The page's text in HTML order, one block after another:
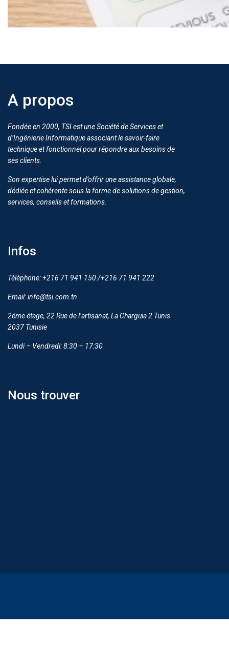
A propos
Fondée en 2000, TSI est une Société de Services et
d’Ingénierie Informatique associant le savoir-faire
technique et fonctionnel pour répondre aux besoins de
ses clients.
Son expertise lui permet d’offrir une assistance globale,
dédiée et cohérente sous la forme de solutions de gestion,
services, conseils et formations.
Infos
Téléphone: +216 71 941 150 /+216 71 941 222
Email: info@tsi.com.tn
2éme étage, 22 Rue de l’artisanat, La Charguia 2 Tunis
2037 Tunisie
Lundi – Vendredi: 8:30 – 17:30
Nous trouver